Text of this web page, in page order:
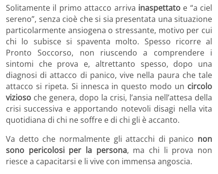
Solitamente il primo attacco arriva inaspettatoe “a ciel
sereno”, senza cioè che si sia presentata una situazione
particolarmente ansiogena o stressante, motivo per cui
chi lo subisce si spaventa molto. Spesso ricorre al
Pronto Soccorso, non riuscendo a comprendere i
sintomi che prova e, altrettanto spesso, dopo una
diagnosi di attacco di panico, vive nella paura che tale
attacco si ripeta. Si innesca in questo modo un circolo
vizioso che genera, dopo la crisi, l’ansia nell’attesa della
crisi successiva e apportando notevoli disagi nella vita
quotidiana di chi ne soffre e di chi gli è accanto.
Va detto che normalmente gli attacchi di panico non
sono pericolosi per la persona, ma chi li prova non
riesce a capacitarsi e li vive con immensa angoscia.